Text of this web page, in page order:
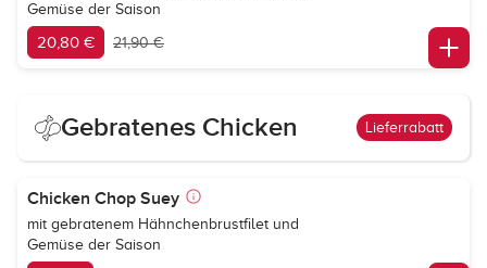
Gemüse der Saison
20,80 € 21,90 €
Gebratenes Chicken Lieferrabatt
Chicken Chop Suey
mit gebratenem Hähnchenbrustfilet und
Gemüse der Saison